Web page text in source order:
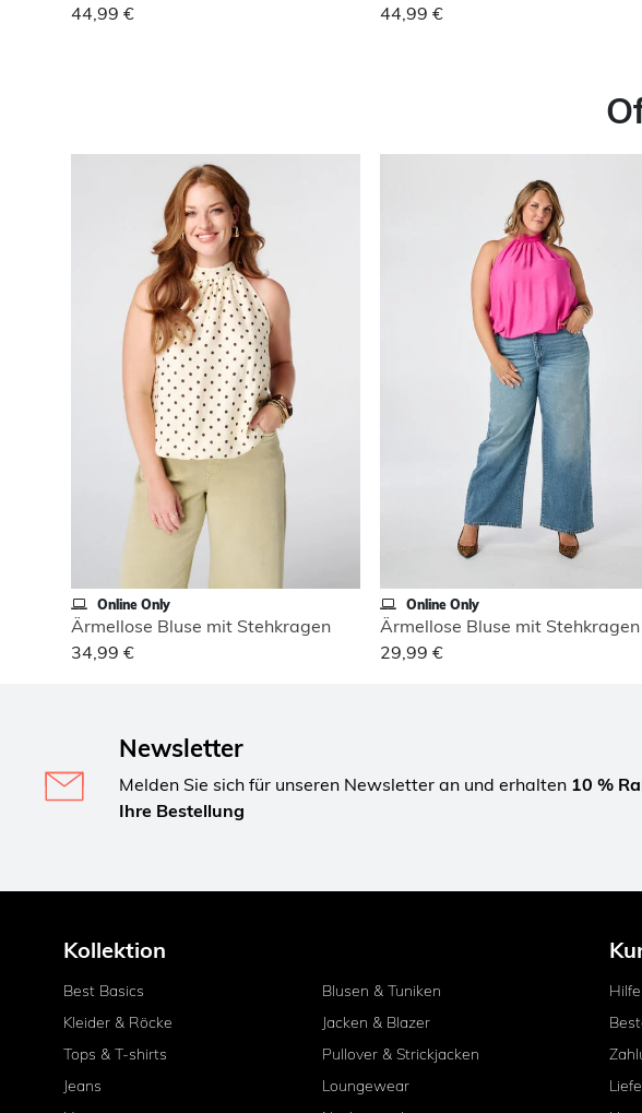
44,99 €
44,99 €
Online Only
Ärmellose Bluse mit Stehkragen
34,99 €
Online Only
Ärmellose Bluse mit Stehkragen
29,99 €
Newsletter
Melden Sie sich für unseren Newsletter an und erhalten 10 %
Ihre Bestellung
Kollektion
Best Basics
Kleider & Röcke
Tops & T-shirts
Jeans
Blusen & Tuniken
Jacken & Blazer
Pullover & Strickjacken
Loungewear
Hilfe